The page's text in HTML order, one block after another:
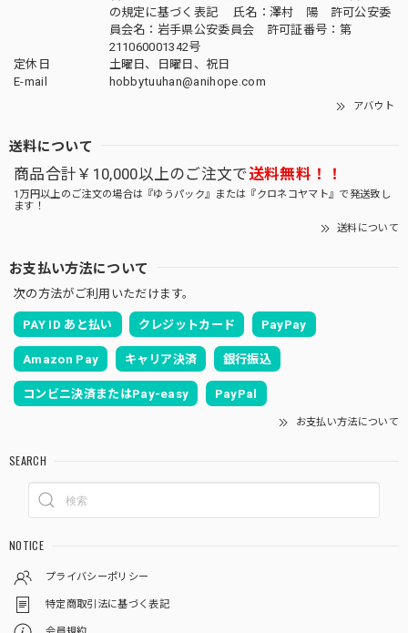
の規定に基づく表記 氏名：澤村 陽 許可公安委
員会名：岩手県公安委員会 許可証番号：第
211060001342号
定休日
土曜日、日曜日、祝日
E-mail
hobbytuuhan@anihope.com
アバウト
送料について
商品合計￥10,000以上のご注文で送料無料！！
1万円以上のご注文の場合は『ゆうパック』または『クロネコヤマト』で発送致し
ます！
送料について
お支払い方法について
次の方法がご利用いただけます。
PAY ID あと払い クレジットカード PayPay
Amazon Pay キャリア決済 銀行振込
コンビニ決済またはPay-easy PayPal
お支払い方法について
SEARCH
NOTICE
プライバシーポリシー
特定商取引法に基づく表記